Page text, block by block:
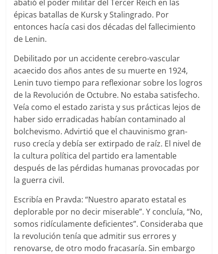
abatió el poder militar del Tercer Reich en las
épicas batallas de Kursk y Stalingrado. Por
entonces hacía casi dos décadas del fallecimiento
de Lenin.
Debilitado por un accidente cerebro-vascular
acaecido dos años antes de su muerte en 1924,
Lenin tuvo tiempo para reflexionar sobre los logros
de la Revolución de Octubre. No estaba satisfecho.
Veía como el estado zarista y sus prácticas lejos de
haber sido erradicadas habían contaminado al
bolchevismo. Advirtió que el chauvinismo gran-
ruso crecía y debía ser extirpado de raíz. El nivel de
la cultura política del partido era lamentable
después de las pérdidas humanas provocadas por
la guerra civil.
Escribía en Pravda: “Nuestro aparato estatal es
deplorable por no decir miserable”. Y concluía, “No,
somos ridículamente deficientes”. Consideraba que
la revolución tenía que admitir sus errores y
renovarse, de otro modo fracasaría. Sin embargo